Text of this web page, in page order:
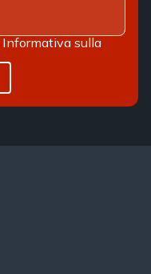
Informativa sulla